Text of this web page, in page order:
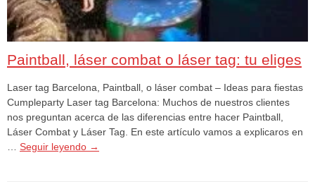
Paintball, láser combat o láser tag: tu eliges
Laser tag Barcelona, Paintball, o láser combat – Ideas para fiestas
Cumpleparty Laser tag Barcelona: Muchos de nuestros clientes
nos preguntan acerca de las diferencias entre hacer Paintball,
Láser Combat y Láser Tag. En este artículo vamos a explicaros en
Seguir leyendo →